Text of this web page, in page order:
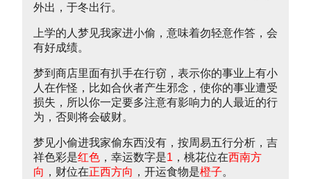
外出，于冬出行。
上学的人梦见我家进小偷，意味着勿轻意作答，会
有好成绩。
梦到商店里面有扒手在行窃，表示你的事业上有小
人在作怪，比如合伙者产生邪念，使你的事业遭受
损失，所以你一定要多注意有影响力的人最近的行
为，否则将会破财。
梦见小偷进我家偷东西没有，按周易五行分析，吉
祥色彩是红色 ，幸运数字是1 ，桃花位在西南方
向 ，财位在正西方向 ，开运食物是橙子。